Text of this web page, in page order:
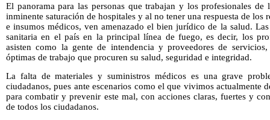
El panorama para las personas que trabajan y los profesionales de
inminente saturación de hospitales y al no tener una respuesta de los
e insumos médicos, ven amenazado el bien jurídico de la salud.
sanitaria en el país en la principal línea de fuego, es decir, los
asisten como la gente de intendencia y proveedores de
óptimas de trabajo que procuren su salud, seguridad e integridad.
La falta de materiales y suministros médicos es una grave
ciudadanos, pues ante escenarios como el que vivimos actualmente
para combatir y prevenir este mal, con acciones claras, fuertes y
de todos los ciudadanos.